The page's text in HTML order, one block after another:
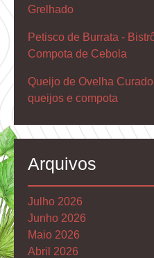
Grelhado
Petisco de Burrata -
Compota de Cebola
Queijo de Ovelha
queijos e compota
Arquivos
Julho 2026
Junho 2026
Maio 2026
Abril 2026